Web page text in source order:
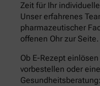
Zeit für Ihr
Unser erfahrenes
pharmazeutischer
offenen Ohr zur Seite.
Ob E-Rezept
vorbestellen oder